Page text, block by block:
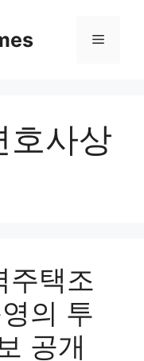
Menu
호사상
주택조
의 투
공개